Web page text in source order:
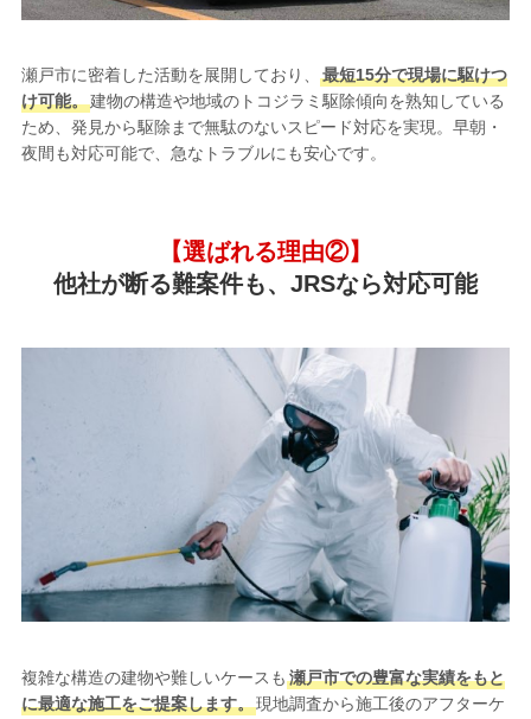
瀬戸市に密着した活動を展開しており、
最短15分で現場に駆けつ
け可能。建物の構造や地域のトコジラミ駆除傾向を熟知している
ため、発見から駆除まで無駄のないスピード対応を実現。早朝・
夜間も対応可能で、急なトラブルにも安心です。
【選ばれる理由②】
他社が断る難案件も、JRSなら対応可能
複雑な構造の建物や難しいケースも 瀬戸市での豊富な実績をもと
に最適な施工をご提案します。現地調査から施工後のアフターケ